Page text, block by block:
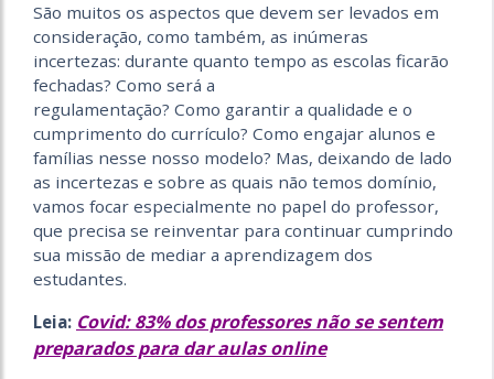
São muitos os aspectos que devem ser levados em
consideração, como também, as inúmeras
incertezas: durante quanto tempo as escolas ficarão
fechadas? Como será a
regulamentação? Como garantir a qualidade e o
cumprimento do currículo? Como engajar alunos e
famílias nesse nosso modelo? Mas, deixando de lado
as incertezas e sobre as quais não temos domínio,
vamos focar especialmente no papel do professor,
que precisa se reinventar para continuar cumprindo
sua missão de mediar a aprendizagem dos
estudantes.
Leia: Covid: 83% dos professores não se sentem
preparados para dar aulas online